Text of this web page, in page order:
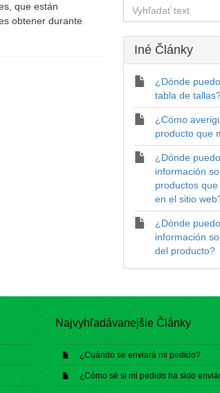
que están
obtener durante
Iné Články
¿Dónde
tabla de
¿Cómo
producto que
¿Dónde
información
productos
en el sitio
¿Dónde
información
del producto?
Najvyhľadávanejšie Články
¿Cuándo se enviará mi pedido?
¿Cómo sé si mi pedido ha sido